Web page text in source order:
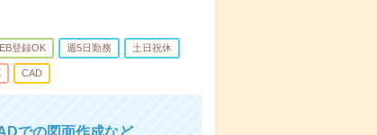
登録OK 週5日勤務 土日祝休
CAD
での図面作成など